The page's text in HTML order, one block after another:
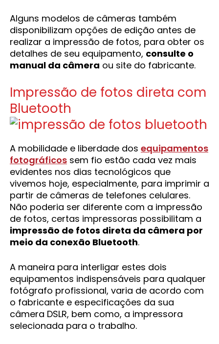
Alguns modelos de câmeras também
disponibilizam opções de edição antes de
realizar a impressão de fotos, para obter os
detalhes de seu equipamento, consulte o
manual da câmera ou site do fabricante.
Impressão de fotos direta com
Bluetooth
A mobilidade e liberdade dos equipamentos
fotográficos sem fio estão cada vez mais
evidentes nos dias tecnológicos que
vivemos hoje, especialmente, para imprimir a
partir de câmeras de telefones celulares.
Não poderia ser diferente com a impressão
de fotos, certas impressoras possibilitam a
impressão de fotos direta da câmera por
meio da conexão Bluetooth.
A maneira para interligar estes dois
equipamentos indispensáveis para qualquer
fotógrafo profissional, varia de acordo com
o fabricante e especificações da sua
câmera DSLR, bem como, a impressora
selecionada para o trabalho.